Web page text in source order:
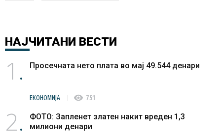
НАЈЧИТАНИ ВЕСТИ
1 Просечната нето плата во мај 49.544 денари
ЕКОНОМИЈА visibility 751
2
ФОТО: Запленет златен накит вреден 1,3
милиони денари